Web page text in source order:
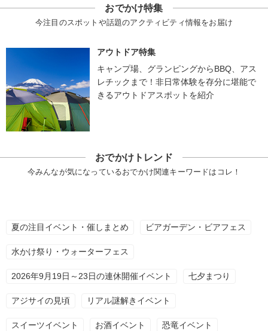
おでかけ特集
今注目のスポットや話題のアクティビティ情報をお届け
アウトドア特集
キャンプ場、グランピングからBBQ、アス
レチックまで！非日常体験を存分に堪能で
きるアウトドアスポットを紹介
おでかけトレンド
今みんなが気になっているおでかけ関連キーワードはコレ！
夏の注目イベント・催しまとめ ビアガーデン・ビアフェス
水かけ祭り・ウォーターフェス
2026年9月19日～23日の連休開催イベント 七夕まつり
アジサイの見頃 リアル謎解きイベント
スイーツイベント お酒イベント 恐竜イベント